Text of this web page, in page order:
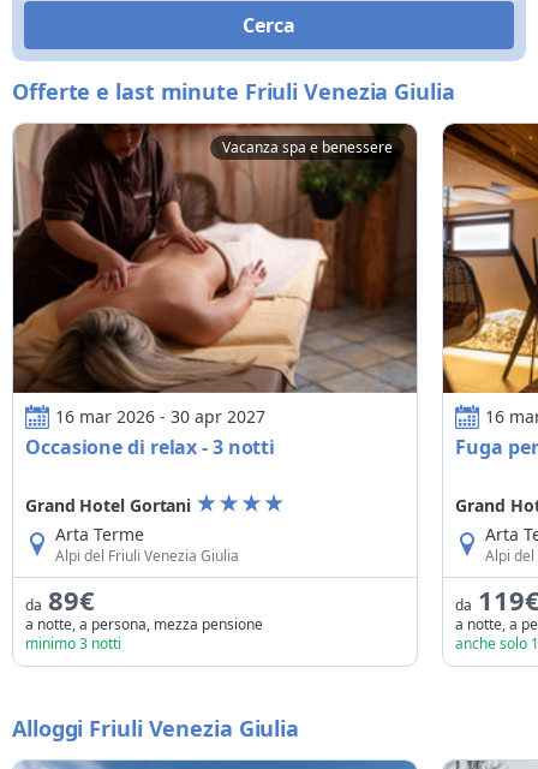
Offerte e last minute Friuli Venezia Giulia
Vacanza spa e benessere
Occasione di relax - 3 notti
16 mar 2026 - 30 apr 2027
Occasione di relax - 3 notti
Grand Hotel Gortani
Arta Terme
Alpi del Friuli Venezia Giulia
da 89€
a notte, a persona, mezza pensione
minimo 3 notti
Fuga per
16
Fuga
Grand
Arta
Alpi
da
a notte, a
anche solo
Alloggi Friuli Venezia Giulia